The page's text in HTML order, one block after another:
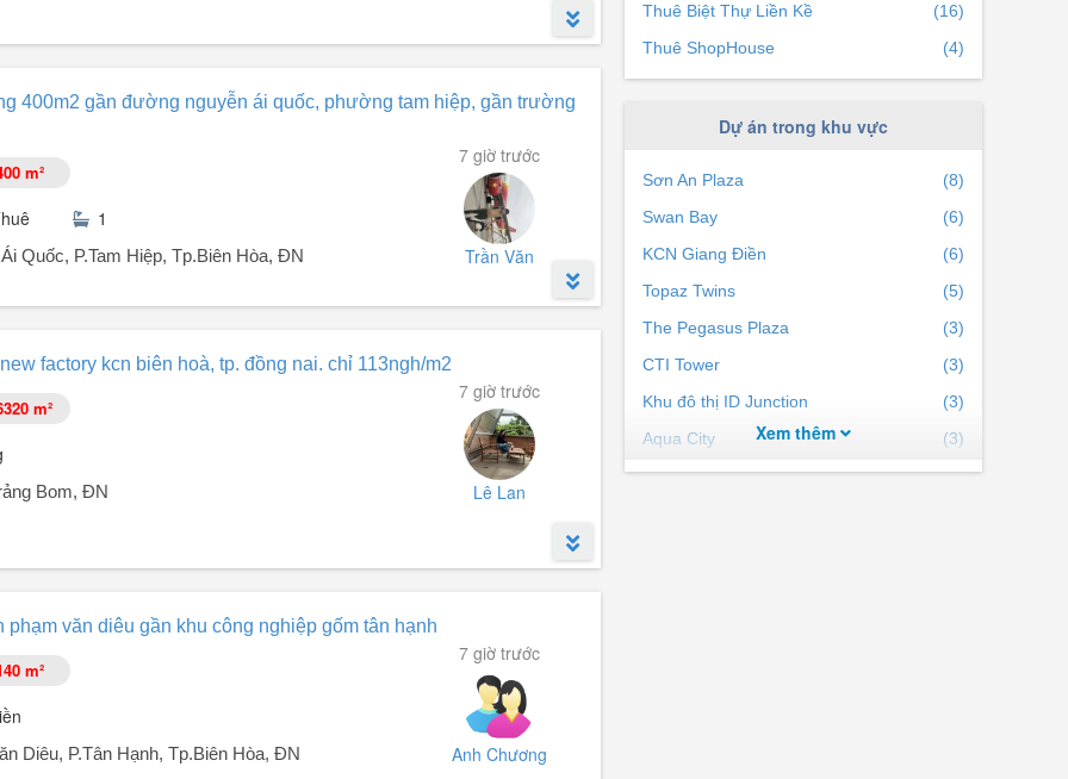
...
Thành.
Dầu Giây.
nghỉ ...
400m2 gần đường nguyễn ái quốc, phường tam hiệp, gần trường
7 giờ trước
Trần Văn
m²
1
Quốc, P.Tam Hiệp, Tp.Biên Hòa, ĐN
Tam Hiệp, gần trường Bùi Thị Xuân.
rộng rãi.
factory kcn biên hoà, tp. đồng nai. chỉ 113ngh/m2
7 giờ trước
Lê Lan
m²
Bom, ĐN
gồm xưởng sản xuất với tổng diện tích mặt sàn xây dựng như sau:
phạm văn diêu gần khu công nghiệp gốm tân hạnh
7 giờ trước
Anh Chương
m²
Diêu, P.Tân Hạnh, Tp.Biên Hòa, ĐN
Thuê Biệt Thự Liền Kề
(16)
Thuê ShopHouse
(4)
Dự án trong khu vực
Sơn An Plaza
(8)
Swan Bay
(6)
KCN Giang Điền
(6)
Topaz Twins
(5)
The Pegasus Plaza
(3)
CTI Tower
(3)
Khu đô thị ID Junction
(3)
Aqua City
(3)
Swan Park
(2)
Xem thêm